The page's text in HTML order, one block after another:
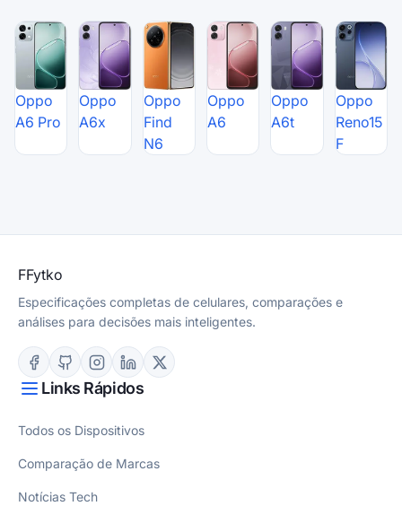
Oppo
A6 Pro
Oppo
A6x
Oppo
Find
N6
Oppo
A6
Oppo
A6t
Oppo
Reno15
F
FFytko
Especificações completas de celulares, comparações e
análises para decisões mais inteligentes.
Links Rápidos
Todos os Dispositivos
Comparação de Marcas
Notícias Tech